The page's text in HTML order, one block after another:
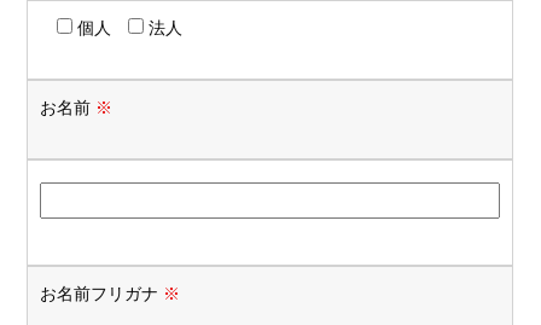
個人 法人
お名前 ※
お名前フリガナ ※